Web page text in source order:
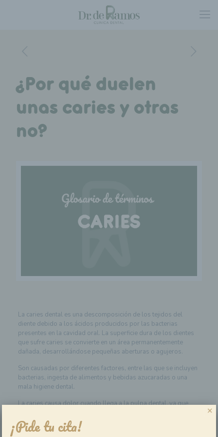
¿Por qué duelen
unas caries y otras
no?
La caries dental es una descomposición de los tejidos del
diente debido a los ácidos producidos por las bacterias
presentes en la cavidad oral. La superficie dura de los dientes
que sufre caries se convierte en un área permanentemente
dañada, desarrollándose pequeñas aberturas o agujeros.
Son causadas por diferentes factores, entre las que se incluyen
bacterias, ingesta de alimentos y bebidas azucaradas o una
mala higiene dental.
La caries causa dolor cuando llega a la pulpa dental, ya que
al dolor, el cual puede producirse por presión o estímulos
calientes o fríos. Si no se tratan, pueden afectar a las capas más
¡Pide tu cita!
×